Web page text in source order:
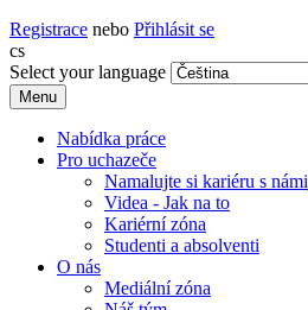
Registrace nebo Přihlásit se
cs
Select your language
Menu
Nabídka práce
Pro uchazeče
Namalujte si kariéru s námi
Videa - Jak na to
Kariérní zóna
Studenti a absolventi
O nás
Mediální zóna